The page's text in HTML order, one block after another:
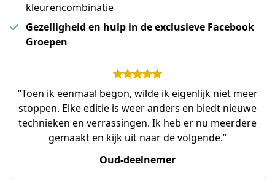
kleurencombinatie
Gezelligheid en hulp in de exclusieve Facebook
Groepen
“Toen ik eenmaal begon, wilde ik eigenlijk niet meer
stoppen. Elke editie is weer anders en biedt nieuwe
technieken en verrassingen. Ik heb er nu meerdere
gemaakt en kijk uit naar de volgende.”
Oud-deelnemer